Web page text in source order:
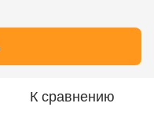
К сравнению